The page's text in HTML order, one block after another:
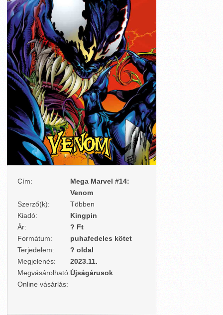
Cím:
Mega Marvel #14:
Venom
Szerző(k):
Többen
Kiadó:
Kingpin
Ár:
? Ft
Formátum:
puhafedeles kötet
Terjedelem:
? oldal
Megjelenés:
2023.11.
Megvásárolható:Újságárusok
Online vásárlás: